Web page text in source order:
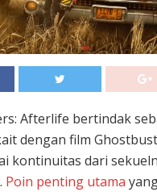
Afterlife bertindak
dengan film
kontinuitas dari
Poin penting utama